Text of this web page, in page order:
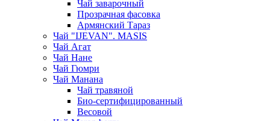
Чай заварочный
Прозрачная фасовка
Армянский Тараз
Чай "IJEVAN". MASIS
Чай Агат
Чай Нане
Чай Гюмри
Чай Манана
Чай травяной
Био-сертифицированный
Весовой